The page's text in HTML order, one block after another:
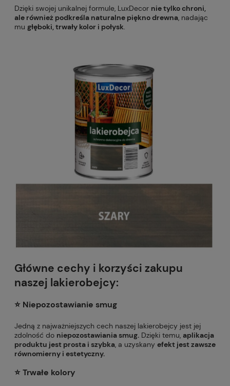
Dzięki swojej unikalnej formule, LuxDecor nie tylko chroni,
ale również podkreśla naturalne piękno drewna, nadając
mu głęboki, trwały kolor i połysk.
Główne cechy i korzyści zakupu
naszej lakierobejcy:
⭐️ Niepozostawianie smug
Jedną z najważniejszych cech naszej lakierobejcy jest jej
zdolność do niepozostawiania smug. Dzięki temu, aplikacja
produktu jest prosta i szybka , a uzyskany efekt jest zawsze
równomierny i estetyczny.
⭐️ Trwałe kolory